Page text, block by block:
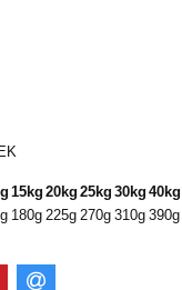
15kg 20kg 25kg 30kg 40kg
180g 225g 270g 310g 390g